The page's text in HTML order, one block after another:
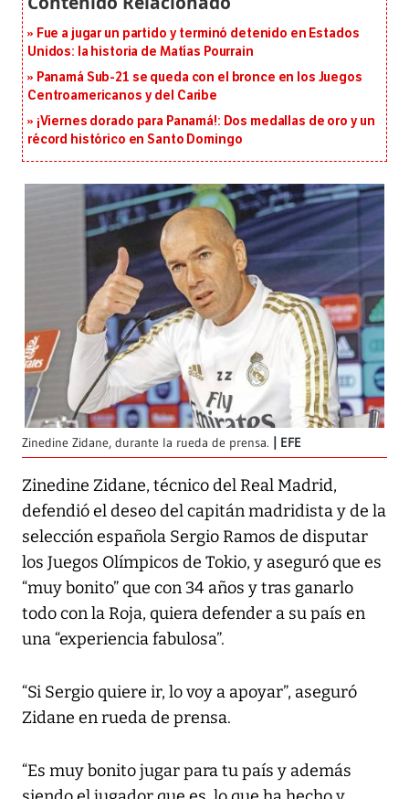
Fue a jugar un partido y terminó detenido en Estados
Unidos: la historia de Matías Pourrain
Panamá Sub-21 se queda con el bronce en los Juegos
Centroamericanos y del Caribe
¡Viernes dorado para Panamá!: Dos medallas de oro y un
récord histórico en Santo Domingo
Zinedine Zidane, durante la rueda de prensa. EFE
Zinedine Zidane, técnico del Real Madrid,
defendió el deseo del capitán madridista y de la
selección española Sergio Ramos de disputar
los Juegos Olímpicos de Tokio, y aseguró que es
“muy bonito” que con 34 años y tras ganarlo
todo con la Roja, quiera defender a su país en
una “experiencia fabulosa”.
“Si Sergio quiere ir, lo voy a apoyar”, aseguró
Zidane en rueda de prensa.
“Es muy bonito jugar para tu país y además